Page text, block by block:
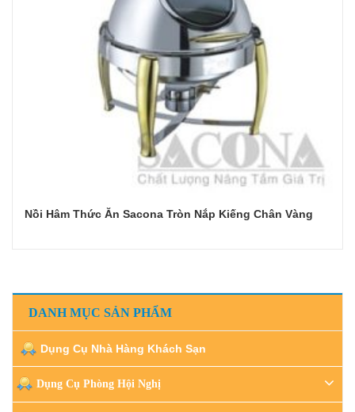
Nồi Hâm Thức Ăn Sacona Tròn Nắp Kiếng Chân Vàng
DANH MỤC SẢN PHẨM
Dụng Cụ Nhà Hàng Khách Sạn
Dụng Cụ Phòng Hội Nghị